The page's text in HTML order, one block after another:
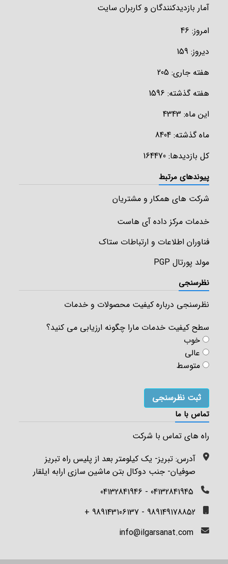
آمار بازدیدکنندگان و کاربران سایت
امروز: 46
دیروز: 159
هفته جاری: 205
هفته گذشته: 1596
این ماه: 4343
ماه گذشته: 8404
کل بازدیدها: 164470
پیوندهای مرتبط
شرکت های همکار و مشتریان
خدمات مرکز داده آی هاست
فناوران اطلاعات و ارتباطات ستاک
مولد پورتال PGP
نظرسنجی
نظرسنجی درباره کیفیت محصولات و خدمات
سطح کیفیت خدمات مارا چگونه ارزیابی می کنید؟
خوب
عالی
متوسط
تماس با ما
راه های تماس با شرکت
آدرس: تبریز- یک کیلومتر بعد از پلیس راه تبریز
صوفیان- جنب دوکال بتن ماشین سازی ارابه ایلقار
04132841945 - 04132841946
989149178852 - 989143106137 +
info@ilgarsanat.com